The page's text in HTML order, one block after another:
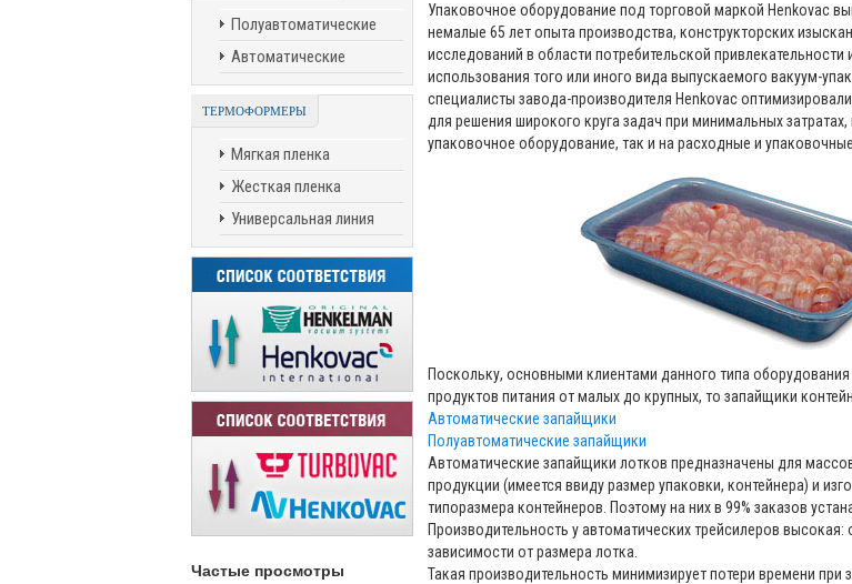
Полуавтоматические
Автоматические
ТЕРМОФОРМЕРЫ
Мягкая пленка
Жесткая пленка
Универсальная линия
Частые просмотры
Упаковочное оборудование под торговой маркой Henkovac
немалые 65 лет опыта производства, конструкторских
исследований в области потребительской привлекательности
использования того или иного вида выпускаемого вакуум-
специалисты завода-производителя Henkovac
для решения широкого круга задач при минимальных
упаковочное оборудование, так и на расходные и
Поскольку, основными клиентами данного типа
продуктов питания от малых до крупных, то запайщики
Автоматические запайщики
Полуавтоматические запайщики
Автоматические запайщики лотков предназначены для
продукции (имеется ввиду размер упаковки, контейнера) и
типоразмера контейнеров. Поэтому на них в 99% заказов
Производительность у автоматических трейсилеров высокая:
зависимости от размера лотка.
Такая производительность минимизирует потери времени при